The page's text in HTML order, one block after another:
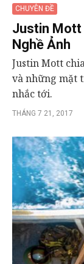
CHUYÊN ĐỀ
Justin Mott
Nghề Ảnh
Justin Mott
và những mặt
nhắc tới.
THÁNG 7 21, 2017